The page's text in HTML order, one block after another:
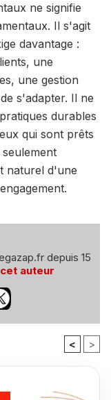
ne signifie
Il s'agit
davantage :
une
une gestion
s'adapter. Il ne
durables
qui sont prêts
naturel d'une
depuis 15
auteur
< >